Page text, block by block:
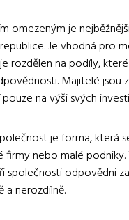
omezeným je
Je vhodná pro
rozdělen na podíly,
Majitelé jsou
na výši svých
je forma, která
firmy nebo malé
společnosti odpovědni
a nerozdílně.